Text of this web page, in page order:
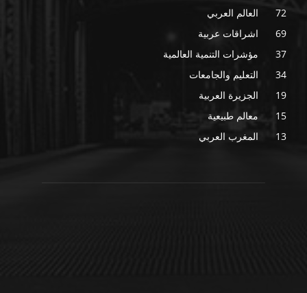
العالم العربي
72
اشراقات عربية
69
مؤشرات التنمية العالمية
37
التعليم والجامعات
34
الجزيرة العربية
19
معالم طبيعية
15
المغرب العربي
13